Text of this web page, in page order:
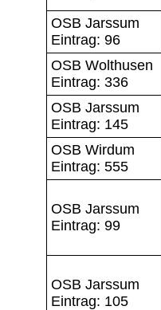
OSB Jarssum
Eintrag: 96
OSB Wolthusen
Eintrag: 336
OSB Jarssum
Eintrag: 145
OSB Wirdum
Eintrag: 555
OSB Jarssum
Eintrag: 99
OSB Jarssum
Eintrag: 105